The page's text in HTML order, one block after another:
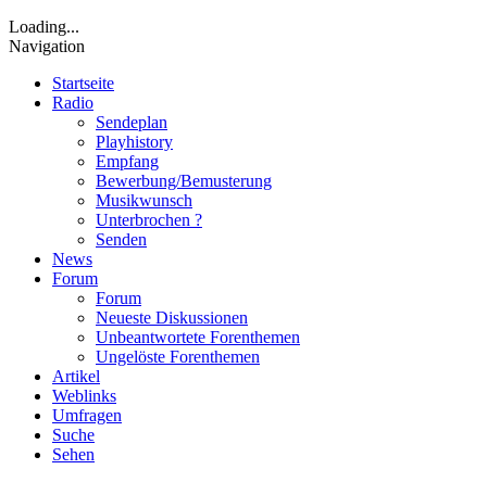
Loading...
Navigation
Startseite
Radio
Sendeplan
Playhistory
Empfang
Bewerbung/Bemusterung
Musikwunsch
Unterbrochen ?
Senden
News
Forum
Forum
Neueste Diskussionen
Unbeantwortete Forenthemen
Ungelöste Forenthemen
Artikel
Weblinks
Umfragen
Suche
Sehen